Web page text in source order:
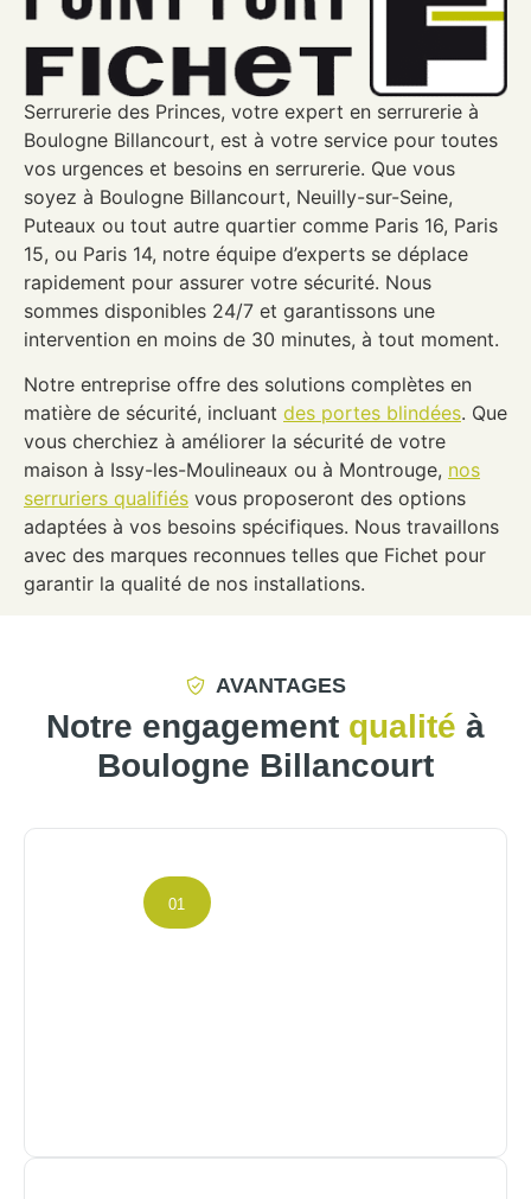
Serrurerie des Princes, votre expert en serrurerie à
Boulogne Billancourt, est à votre service pour toutes
vos urgences et besoins en serrurerie. Que vous
soyez à Boulogne Billancourt, Neuilly-sur-Seine,
Puteaux ou tout autre quartier comme Paris 16, Paris
15, ou Paris 14, notre équipe d’experts se déplace
rapidement pour assurer votre sécurité. Nous
sommes disponibles 24/7 et garantissons une
intervention en moins de 30 minutes, à tout moment.
Notre entreprise offre des solutions complètes en
matière de sécurité, incluant des portes blindées. Que
vous cherchiez à améliorer la sécurité de votre
maison à Issy-les-Moulineaux ou à Montrouge, nos
serruriers qualifiés vous proposeront des options
adaptées à vos besoins spécifiques. Nous travaillons
avec des marques reconnues telles que Fichet pour
garantir la qualité de nos installations.
AVANTAGES
Notre engagement qualité à
Boulogne Billancourt
01